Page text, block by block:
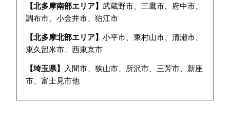
【北多摩南部エリア】武蔵野市、三鷹市、府中市、
調布市、小金井市、狛江市
【北多摩北部エリア】小平市、東村山市、清瀬市、
東久留米市、西東京市
【埼玉県】
入間市、狭山市、所沢市、三芳市、新座
市、富士見市他